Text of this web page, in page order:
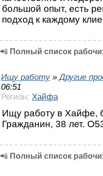
большой опыт, есть
подход к каждому
📲 Полный список
Ищу работу »Другие
06:51
Регион: Хайфа
Ищу работу в Хайфе,
Гражданин, 38 лет.
📲 Полный список